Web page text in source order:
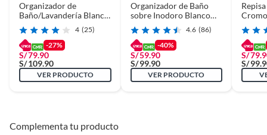
Organizador de
Baño/Lavandería Blanco
Tres Repisas
4 (25)
-27%
S/79.90
S/109.90
VER PRODUCTO
Organizador de Baño
sobre Inodoro Blanco
Tres Repisas
4.6 (86)
-40%
S/59.90
S/ 99.90
VER PRODUCTO
S/
S/
Complementa tu producto